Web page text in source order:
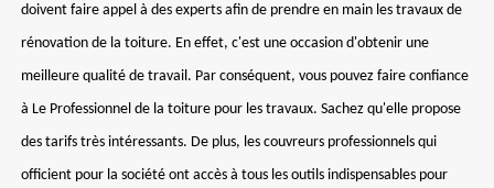
doivent faire appel à des experts afin de prendre en main les travaux de
rénovation de la toiture. En effet, c'est une occasion d'obtenir une
meilleure qualité de travail. Par conséquent, vous pouvez faire confiance
à Le Professionnel de la toiture pour les travaux. Sachez qu'elle propose
des tarifs très intéressants. De plus, les couvreurs professionnels qui
officient pour la société ont accès à tous les outils indispensables pour